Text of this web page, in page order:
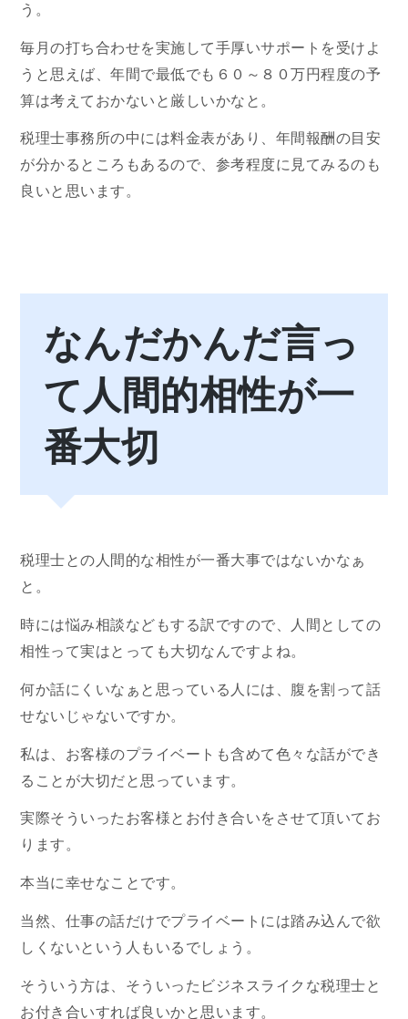
う。
毎月の打ち合わせを実施して手厚いサポートを受けよ
うと思えば、年間で最低でも６０～８０万円程度の予
算は考えておかないと厳しいかなと。
税理士事務所の中には料金表があり、年間報酬の目安
が分かるところもあるので、参考程度に見てみるのも
良いと思います。
なんだかんだ言っ
て人間的相性が一
番大切
税理士との人間的な相性が一番大事ではないかなぁ
と。
時には悩み相談などもする訳ですので、人間としての
相性って実はとっても大切なんですよね。
何か話にくいなぁと思っている人には、腹を割って話
せないじゃないですか。
私は、お客様のプライベートも含めて色々な話ができ
ることが大切だと思っています。
実際そういったお客様とお付き合いをさせて頂いてお
ります。
本当に幸せなことです。
当然、仕事の話だけでプライベートには踏み込んで欲
しくないという人もいるでしょう。
そういう方は、そういったビジネスライクな税理士と
お付き合いすれば良いかと思います。